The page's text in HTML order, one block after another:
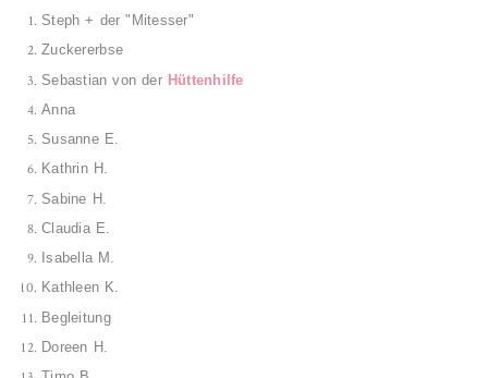
Steph + der"Mitesser"
Zuckererbse
Sebastian von der Hüttenhilfe
Anna
Susanne E.
Kathrin H.
Sabine H.
Claudia E.
Isabella M .
Kathleen K.
Begleitung
Doreen H.